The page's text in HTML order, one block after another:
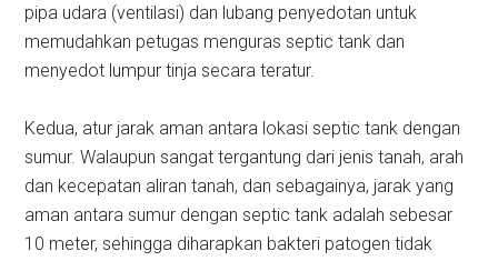
pipa udara (ventilasi) dan lubang penyedotan untuk
memudahkan petugas menguras septic tank dan
menyedot lumpur tinja secara teratur.
Kedua, atur jarak aman antara lokasi septic tank dengan
sumur. Walaupun sangat tergantung dari jenis tanah, arah
dan kecepatan aliran tanah, dan sebagainya, jarak yang
aman antara sumur dengan septic tank adalah sebesar
10 meter, sehingga diharapkan bakteri patogen tidak